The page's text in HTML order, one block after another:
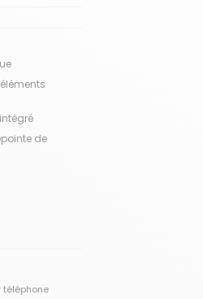
de
téléphone